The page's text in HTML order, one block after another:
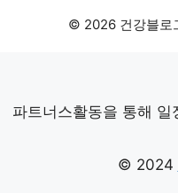
© 2026 건강블로
파트너스활동을 통해
© 2024